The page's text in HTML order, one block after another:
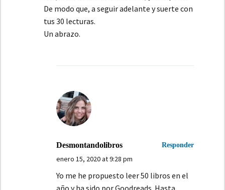
De modo que, a seguir adelante y suerte con
tus 30 lecturas.
Un abrazo.
Desmontandolibros Responder
enero 15, 2020 at 9:28 pm
Yo me he propuesto leer 50 libros en el